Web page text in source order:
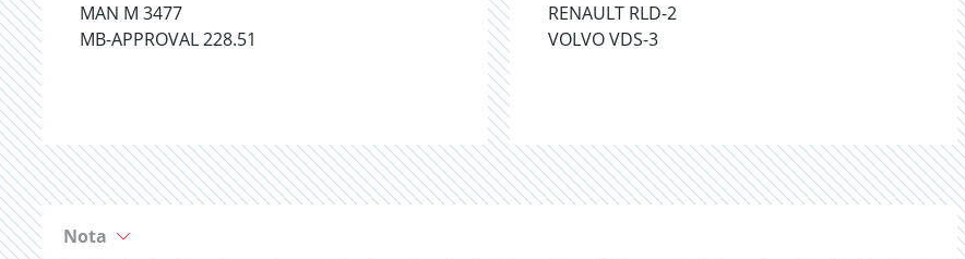
MAN M 3477
MB-APPROVAL 228.51
RENAULT RLD-2
VOLVO VDS-3
Nota